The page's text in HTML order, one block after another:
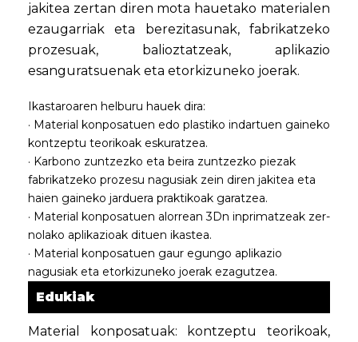
jakitea zertan diren mota hauetako materialen
ezaugarriak eta berezitasunak, fabrikatzeko
prozesuak, balioztatzeak, aplikazio
esanguratsuenak eta etorkizuneko joerak.
Ikastaroaren helburu hauek dira:
· Material konposatuen edo plastiko indartuen gaineko
kontzeptu teorikoak eskuratzea.
· Karbono zuntzezko eta beira zuntzezko piezak
fabrikatzeko prozesu nagusiak zein diren jakitea eta
haien gaineko jarduera praktikoak garatzea.
· Material konposatuen alorrean 3Dn inprimatzeak zer-
nolako aplikazioak dituen ikastea.
· Material konposatuen gaur egungo aplikazio
nagusiak eta etorkizuneko joerak ezagutzea.
Edukiak
Material konposatuak: kontzeptu teorikoak,